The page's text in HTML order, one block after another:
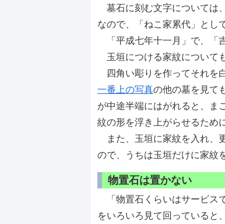
墓石に刻む文字については
なので、「ねこ家累代」とし
「平成七年十一月」で、「
玉垣につける家紋について
四角い彫りを作ってそれを
一番上の写真の他の墓を見て
が中途半端にはがれると、ま
紋の形を浮き上がらせるため
また、玉垣に家紋を入れ、
ので、うちは玉垣だけに家紋
物置石は置かない
「物置石くらいはサービス
をいろいろ見て回っていると